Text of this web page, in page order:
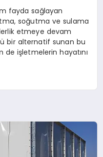
fayda sağlayan
soğutma ve sulama
etmeye devam
bir alternatif sunan bu
işletmelerin hayatını